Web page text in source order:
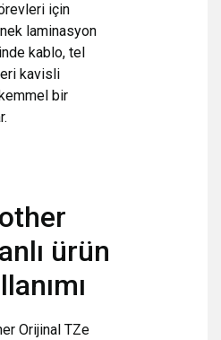
için
laminasyon
kablo, tel
kavisli
bir
ürün
Orijinal TZe